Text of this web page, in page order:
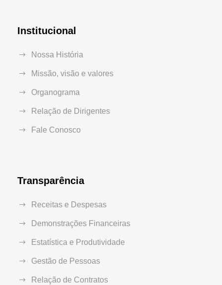
Institucional
Nossa História
Missão, visão e valores
Organograma
Relação de Dirigentes
Fale Conosco
Transparência
Receitas e Despesas
Demonstrações Financeiras
Estatística e Produtividade
Gestão de Pessoas
Relação de Contratos